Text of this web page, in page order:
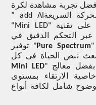
تجربة مشاهدة لكرة
السريعة ” add AI
على تقنية "Mini LED
"
عبر التحكم الدقيق في
"
Pure Spectrum" توفير
نبض الحياة في كل
بفضل معالج "Mini LED
الارتقاء بمستوى
وضوح شامل لكافة أنواع